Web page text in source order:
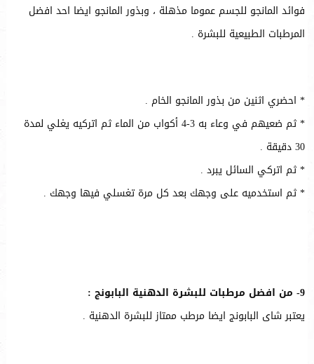
فوائد المانجو للجسم عموما مذهلة ، وبذور المانجو ايضا احد افضل
المرطبات الطبيعية للبشرة .
* احضري اثنين من بذور المانجو الخام .
* ثم ضعيهم في وعاء به 3-4 أكواب من الماء ثم اتركيه يغلي لمدة
30 دقيقة .
* ثم اتركي السائل يبرد .
* ثم استخدميه على وجهك بعد كل مرة تغسلي فيها وجهك .
9- من افضل مرطبات للبشرة الدهنية البابونج :
يعتبر شاى البابونج ايضا مرطب ممتاز للبشرة الدهنية .